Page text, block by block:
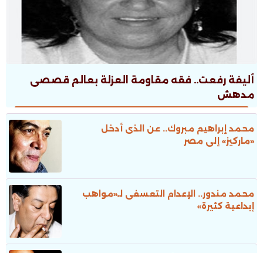
أليفة رفعت.. فقه مقاومة العزلة بعالم قصصى
مدهش
محمد إبراهيم مبروك.. عن الذى أدخل
«ماركيز» إلى مصر
محمد مندور.. الإعدام التعسفى لـ«مواهب
إبداعية كثيرة»